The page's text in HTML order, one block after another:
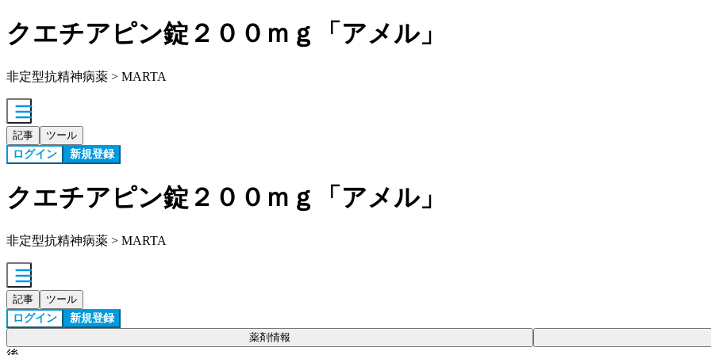
クエチアピン錠２００ｍｇ「アメル」
非定型抗精神病薬 > MARTA
記事 ツール
ログイン 新規登録
クエチアピン錠２００ｍｇ「アメル」
非定型抗精神病薬 > MARTA
記事 ツール
ログイン 新規登録
薬剤情報